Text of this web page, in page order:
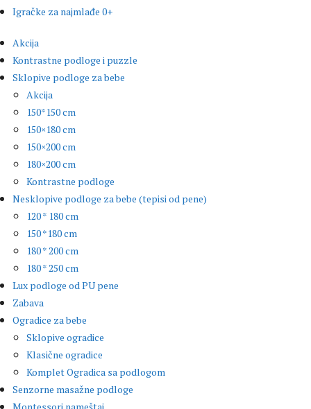
Igračke za najmlađe 0+
Akcija
Kontrastne podloge i puzzle
Sklopive podloge za bebe
Akcija
150*150 cm
150×180 cm
150×200 cm
180×200 cm
Kontrastne podloge
Nesklopive podloge za bebe (tepisi od pene)
120 * 180 cm
150 *180 cm
180 * 200 cm
180 * 250 cm
Lux podloge od PU pene
Zabava
Ogradice za bebe
Sklopive ogradice
Klasične ogradice
Komplet Ogradica sa podlogom
Senzorne masažne podloge